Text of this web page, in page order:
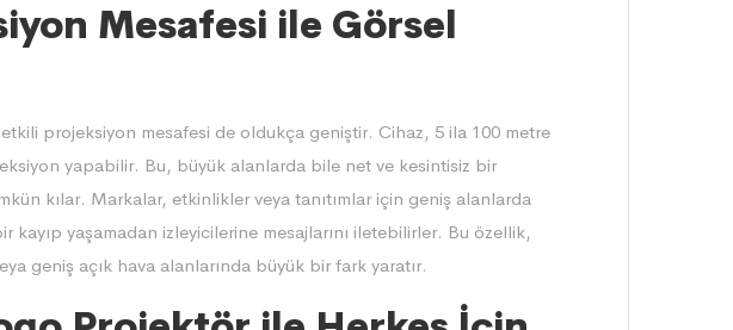
Mesafesi ile Görsel
projeksiyon mesafesi de oldukça geniştir. Cihaz, 5 ila 100 metre
yapabilir. Bu, büyük alanlarda bile net ve kesintisiz bir
kılar. Markalar, etkinlikler veya tanıtımlar için geniş alanlarda
yaşamadan izleyicilerine mesajlarını iletebilirler. Bu özellik,
geniş açık hava alanlarında büyük bir fark yaratır.